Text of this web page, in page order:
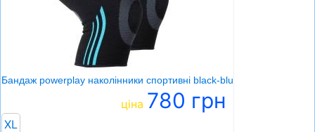
Бандаж powerplay наколінники спортивні black-blue
ціна 780 грн
XL